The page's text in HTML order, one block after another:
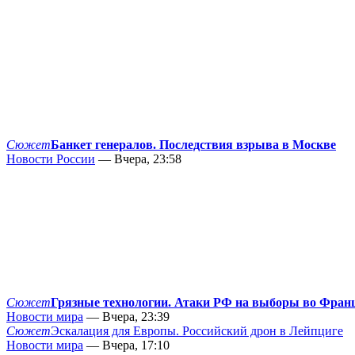
СюжетБанкет генералов. Последствия взрыва в Москве
Новости России — Вчера, 23:58
СюжетГрязные технологии. Атаки РФ на выборы во
Новости мира — Вчера, 23:39
СюжетЭскалация для Европы. Российский дрон в Лейпциге
Новости мира — Вчера, 17:10